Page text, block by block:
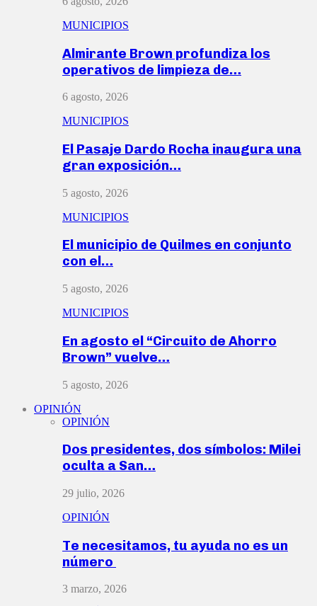
MUNICIPIOS
Almirante Brown profundiza los
operativos de limpieza de…
6 agosto, 2026
MUNICIPIOS
El Pasaje Dardo Rocha inaugura una
gran exposición…
5 agosto, 2026
MUNICIPIOS
El municipio de Quilmes en conjunto
con el…
5 agosto, 2026
MUNICIPIOS
En agosto el “Circuito de Ahorro
Brown” vuelve…
5 agosto, 2026
OPINIÓN
OPINIÓN
Dos presidentes, dos símbolos: Milei
oculta a San…
29 julio, 2026
OPINIÓN
Te necesitamos, tu ayuda no es un
número
3 marzo, 2026